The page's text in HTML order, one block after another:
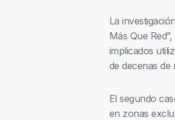
La
Más Que
implicados
de decenas de
El segundo
en zonas